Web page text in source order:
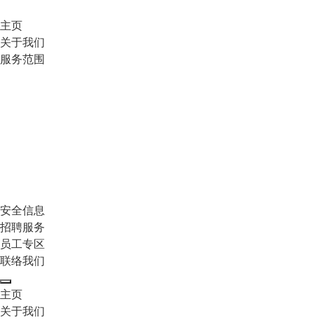
主页
关于我们
服务范围
安全信息
招聘服务
员工专区
联络我们
主页
关于我们